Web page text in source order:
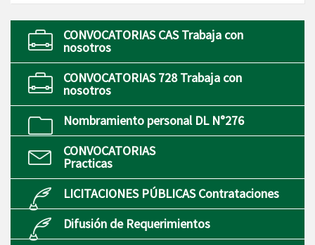
CONVOCATORIAS CAS Trabaja con
nosotros
CONVOCATORIAS 728 Trabaja con
nosotros
Nombramiento personal DL N°276
CONVOCATORIAS
Practicas
LICITACIONES PÚBLICAS Contrataciones
Difusión de Requerimientos